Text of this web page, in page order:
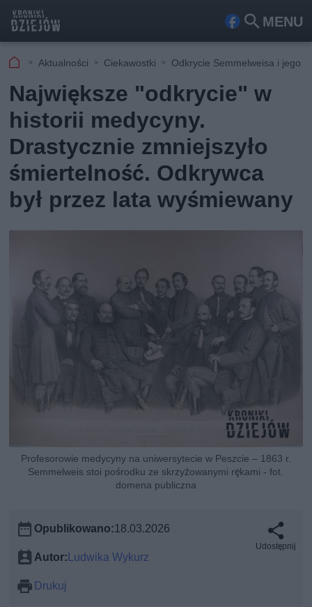
MENU
Fa
ook
Szu
kaj
Aktualności Ciekawostki Odkrycie Semmelweisa i jego
Największe "odkrycie" w
historii medycyny.
Drastycznie zmniejszyło
śmiertelność. Odkrywca
był przez lata wyśmiewany
Profesorowie medycyny na uniwersytecie w Peszcie – 1863 r.
Semmelweis stoi pośrodku ze skrzyżowanymi rękami - fot.
domena publiczna
Opublikowano:18.03.2026
Autor: Ludwika Wykurz
Drukuj
Udostępnij